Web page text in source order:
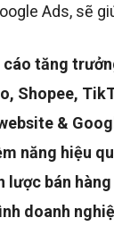
Ads, sẽ
cáo tăng
Shopee,
&
năng hiệu
lược bán
doanh